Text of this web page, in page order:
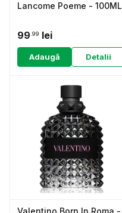
Lancome Poeme - 100ML
99 .99 lei
Adaugă Detalii
Valentino Born In Roma -